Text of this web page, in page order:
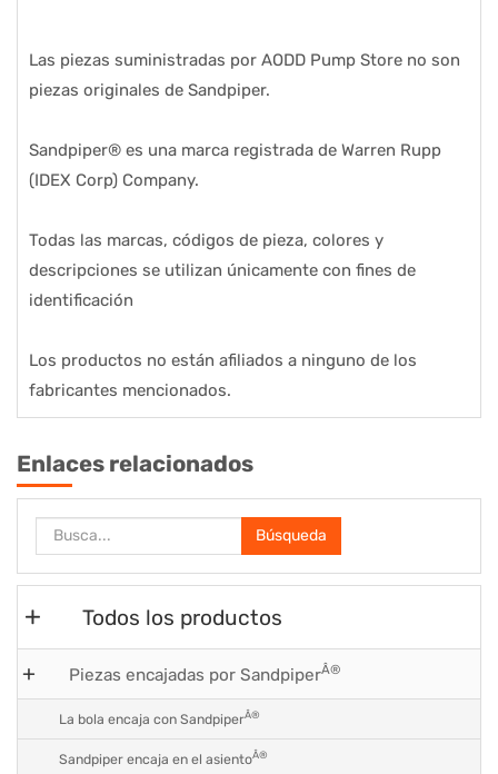
Las piezas suministradas por AODD Pump Store no son
piezas originales de Sandpiper.
Sandpiper® es una marca registrada de Warren Rupp
(IDEX Corp) Company.
Todas las marcas, códigos de pieza, colores y
descripciones se utilizan únicamente con fines de
identificación
Los productos no están afiliados a ninguno de los
fabricantes mencionados.
Enlaces relacionados
Búsqueda
Todos los productos
Piezas encajadas por SandpiperÂ®
La bola encaja con SandpiperÂ®
Sandpiper encaja en el asientoÂ®